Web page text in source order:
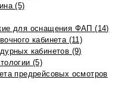
(5)
для оснащения ФАП (14)
кабинета (11)
кабинетов (9)
(5)
предрейсовых осмотров